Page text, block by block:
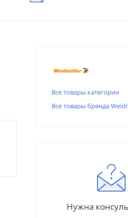
Все товары категории
Все товары бренда
Нужна